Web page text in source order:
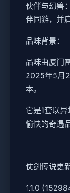
伙伴与幻兽
伴同游，并
品味背景：
品味由厦门
2025年5月
本。
它是1套以
愉快的奇遇
仗剑传说更
1.1.0